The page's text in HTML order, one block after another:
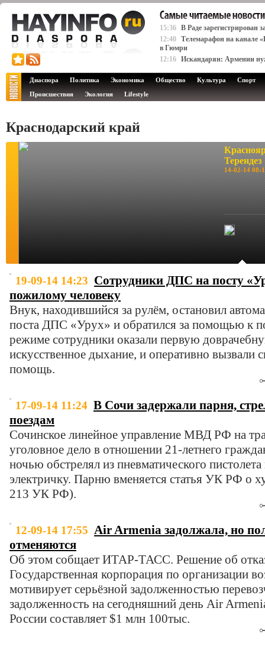
15:36 В Раде зарегистрирован
12:40 Телемарафон на канале
в Гюмри
12:16 Искандарян: Армении
Диаспора Политика Экономика Общество Культура
Спорт
Происшествия
Экология Lifestyle
Краснодарский край
Терендез
14-02-14
19-09-14 14:23 Сотрудники ДПС на посту
пожилому человеку
Внук, находившийся за рулём, остановил
поста ДПС «Урух» и обратился за помощью к
режиме сотрудники оказали первую
искусственное дыхание, и оперативно
помощь.
17-09-14 11:24 В Сочи задержали парня,
поездам
Сочинское линейное управление МВД РФ на
уголовное дело в отношении 21-летнего
ночью обстрелял из пневматического
электричку. Парню вменяется статья УК РФ о
213 УК РФ).
12-09-14 17:55 Air Armenia задолжала, но
отменяются
Об этом собщает ИТАР-ТАСС. Решение об
Государственная корпорация по организации
мотивирует серьёзной задолженностью
задолженность на сегодняшний день Air
России составляет $1 млн 100тыс.